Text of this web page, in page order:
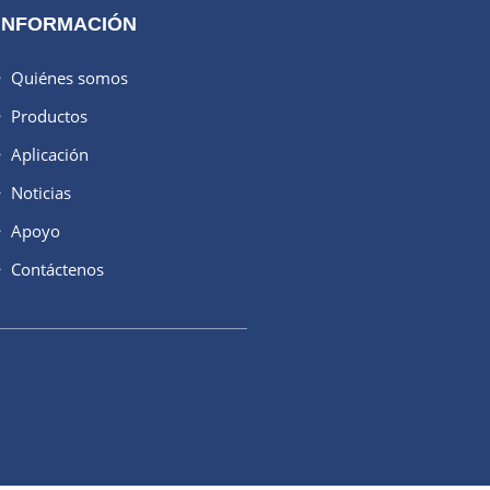
Quiénes somos
Productos
Aplicación
Noticias
Apoyo
Contáctenos